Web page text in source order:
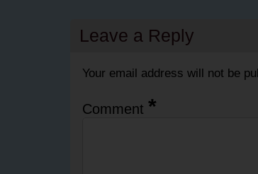
Leave a Reply
Your email address will not be
Comment *